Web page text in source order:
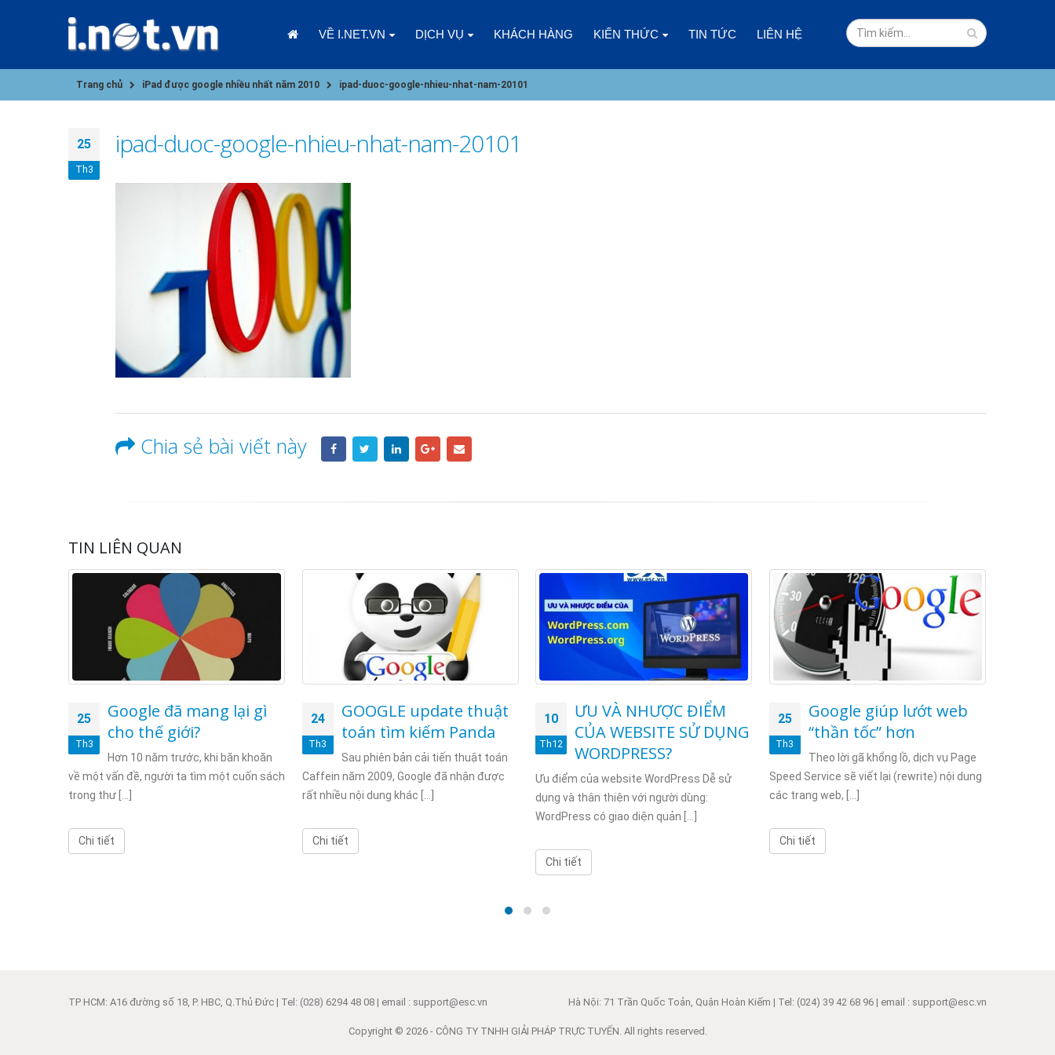
VỀ I.NET.VN DỊCH VỤ KHÁCH HÀNG KIẾN THỨC TIN TỨC LIÊN HỆ
Trang chủ iPad được google nhiều nhất năm 2010 ipad-duoc-google-nhieu-nhat-nam-20101
25
Th3
ipad-duoc-google-nhieu-nhat-nam-20101
Chia sẻ bài viết này
TIN LIÊN QUAN
25
Th3
Google đã mang lại gì
cho thế giới?
Hơn 10 năm trước, khi băn khoăn
về một vấn đề, người ta tìm một cuốn sách
trong thư [...]
Chi tiết
24
Th3
GOOGLE update thuật
toán tìm kiếm Panda
Sau phiên bản cải tiến thuật toán
Caffein năm 2009, Google đã nhận được
rất nhiều nội dung khác [...]
Chi tiết
10
Th12
ƯU VÀ NHƯỢC ĐIỂM
CỦA WEBSITE SỬ DỤNG
WORDPRESS?
Ưu điểm của website WordPress Dễ sử
dụng và thân thiện với người dùng:
WordPress có giao diện quản [...]
Chi tiết
25
Th3
Google giúp lướt web
“thần tốc” hơn
Theo lời gã khổng lồ, dịch vụ Page
Speed Service sẽ viết lại (rewrite) nội dung
các trang web, [...]
Chi tiết
TP HCM: A16 đường số 18, P. HBC, Q.Thủ Đức | Tel: (028) 6294 48 08 | email : support@esc.vn Hà Nội: 71 Trần Quốc Toản, Quận Hoàn Kiếm | Tel: (024) 39 42 68 96 | email : support@esc.vn
Copyright © 2026 - CÔNG TY TNHH GIẢI PHÁP TRỰC TUYẾN. All rights reserved.